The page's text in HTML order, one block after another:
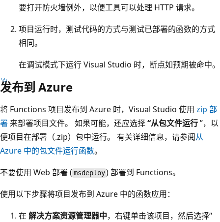
要打开防火墙例外，以便工具可以处理 HTTP 请求。
项目运行时，测试代码的方式与测试已部署的函数的方式
相同。
在调试模式下运行 Visual Studio 时，断点如预期被命中。
发布到 Azure
将 Functions 项目发布到 Azure 时，Visual Studio 使用 zip 部
署 来部署项目文件。 如果可能，还应选择“从包文件运行”，以
便项目在部署（.zip）包中运行。 有关详细信息，请参阅从
Azure 中的包文件运行函数。
不要使用 Web 部署 ( msdeploy) 部署到 Functions。
使用以下步骤将项目发布到 Azure 中的函数应用：
在 解决方案资源管理器中，右键单击该项目，然后选择“